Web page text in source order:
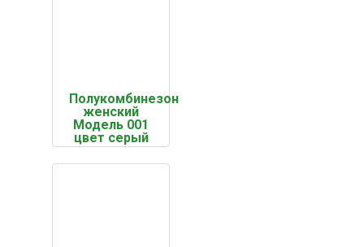
Полукомбинезон
женский
Модель 001
цвет серый